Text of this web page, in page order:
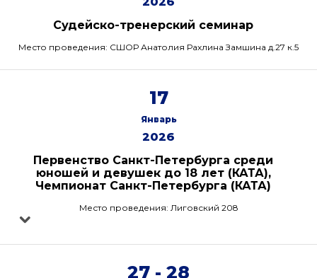
Судейско-тренерский семинар
Место проведения: СШОР Анатолия Рахлина Замшина д.27 к.5
17
Январь
2026
Первенство Санкт-Петербурга среди
юношей и девушек до 18 лет (КАТА),
Чемпионат Санкт-Петербурга (КАТА)
Место проведения: Лиговский 208
27 - 28